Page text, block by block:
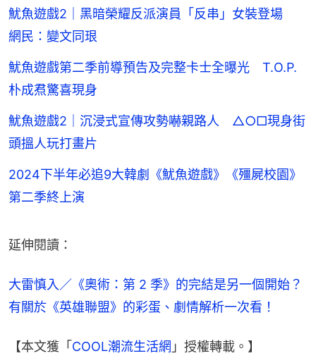
魷魚遊戲2｜黑暗榮耀反派演員「反串」女裝登場
網民：變文同珢
魷魚遊戲第二季前導預告及完整卡士全曝光 T.O.P.
朴成焄驚喜現身
魷魚遊戲2｜沉浸式宣傳攻勢嚇親路人 △○□現身街
頭搵人玩打畫片
2024下半年必追9大韓劇《魷魚遊戲》《殭屍校園》
第二季終上演
延伸閱讀：
大雷慎入／《奧術：第 2 季》的完結是另一個開始？
有關於《英雄聯盟》的彩蛋、劇情解析一次看！
【本文獲「COOL潮流生活網 」授權轉載。】